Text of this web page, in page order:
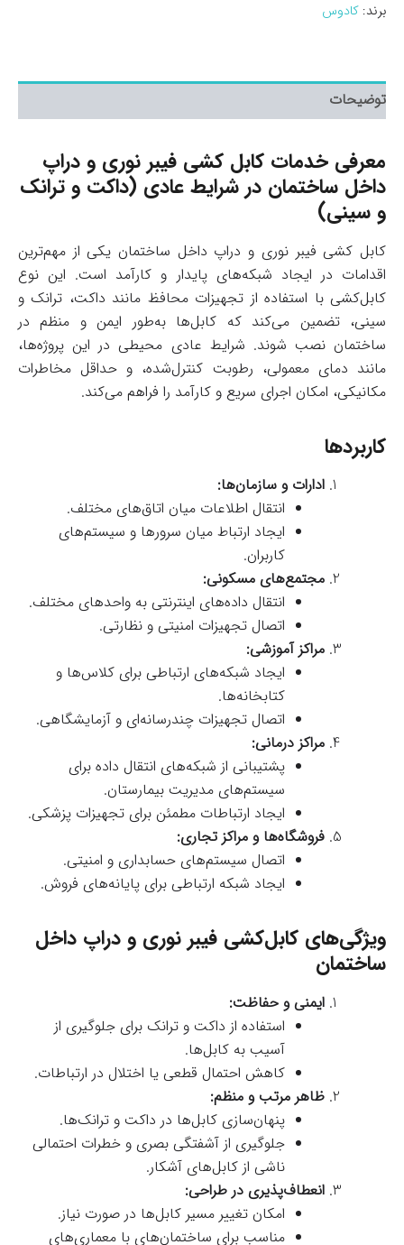
برند: کادوس
توضیحات
معرفی خدمات کابل‌ کشی فیبر نوری و دراپ
داخل ساختمان در شرایط عادی (داکت و ترانک
و سینی)
کابل‌ کشی فیبر نوری و دراپ داخل ساختمان یکی از مهم‌ترین
اقدامات در ایجاد شبکه‌های پایدار و کارآمد است. این نوع
کابل‌کشی با استفاده از تجهیزات محافظ مانند داکت، ترانک و
سینی، تضمین می‌کند که کابل‌ها به‌طور ایمن و منظم در
ساختمان نصب شوند. شرایط عادی محیطی در این پروژه‌ها،
مانند دمای معمولی، رطوبت کنترل‌شده، و حداقل مخاطرات
مکانیکی، امکان اجرای سریع و کارآمد را فراهم می‌کند.
کاربردها
ادارات و سازمان‌ها:
انتقال اطلاعات میان اتاق‌های مختلف.
ایجاد ارتباط میان سرورها و سیستم‌های
کاربران.
مجتمع‌های مسکونی:
انتقال داده‌های اینترنتی به واحدهای مختلف.
اتصال تجهیزات امنیتی و نظارتی.
مراکز آموزشی:
ایجاد شبکه‌های ارتباطی برای کلاس‌ها و
کتابخانه‌ها.
اتصال تجهیزات چندرسانه‌ای و آزمایشگاهی.
مراکز درمانی:
پشتیبانی از شبکه‌های انتقال داده برای
سیستم‌های مدیریت بیمارستان.
ایجاد ارتباطات مطمئن برای تجهیزات پزشکی.
فروشگاه‌ها و مراکز تجاری:
اتصال سیستم‌های حسابداری و امنیتی.
ایجاد شبکه ارتباطی برای پایانه‌های فروش.
ویژگی‌های کابل‌کشی فیبر نوری و دراپ داخل
ساختمان
ایمنی و حفاظت:
استفاده از داکت و ترانک برای جلوگیری از
آسیب به کابل‌ها.
کاهش احتمال قطعی یا اختلال در ارتباطات.
ظاهر مرتب و منظم:
پنهان‌سازی کابل‌ها در داکت و ترانک‌ها.
جلوگیری از آشفتگی بصری و خطرات احتمالی
ناشی از کابل‌های آشکار.
انعطاف‌پذیری در طراحی:
امکان تغییر مسیر کابل‌ها در صورت نیاز.
مناسب برای ساختمان‌های با معماری‌های